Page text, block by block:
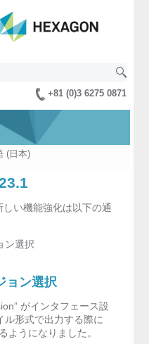
+81 (0)3 6275 0871
(日本)
い機能強化は以下の通
ン選択
ョン選択
がインタフェース設
ル形式で出力する際に
ようになりました。